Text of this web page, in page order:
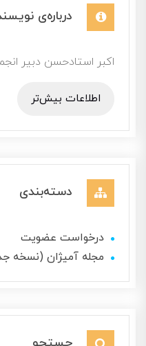
درباره‌ی نویسنده
اکبر استادحسن دبیر انجمن
اطلاعات بیش‌تر
دسته‌بندی
درخواست عضویت
مجله آمیژان (نسخه
جستجو